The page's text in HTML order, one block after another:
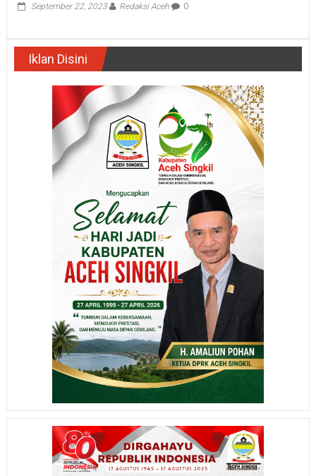
September 22, 2023 Redaksi Aceh 0
Iklan Disini